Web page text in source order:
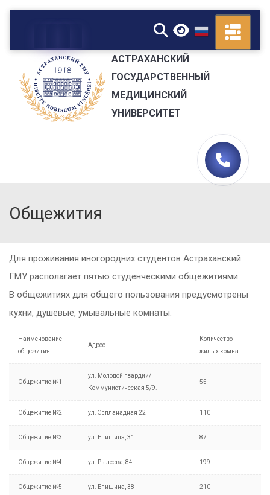
▼
АСТРАХАНСКИЙ
ГОСУДАРСТВЕННЫЙ
МЕДИЦИНСКИЙ
УНИВЕРСИТЕТ
Общежития
Для проживания иногородних студентов Астраханский
ГМУ располагает пятью студенческими общежитиями.
В общежитиях для общего пользования предусмотрены
кухни, душевые, умывальные комнаты.
Наименование
общежития
Адрес
Количество
жилых комнат
Общежитие №1
ул. Молодой гвардии/
Коммунистическая 5/9.
55
Общежитие №2 ул. Эспланадная 22 110
Общежитие №3 ул. Епишина, 31 87
Общежитие №4 ул. Рылеева, 84 199
Общежитие №5 ул. Епишина, 38 210